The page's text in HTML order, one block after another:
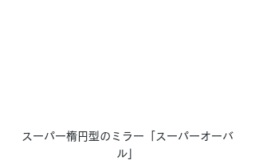
スーパー楕円型のミラー「スーパーオーバ
ル」